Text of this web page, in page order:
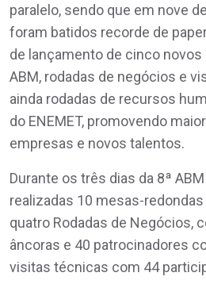
paralelo, sendo que em nove
foram batidos recorde de
de lançamento de cinco novos
ABM, rodadas de negócios e
ainda rodadas de recursos
do ENEMET, promovendo
empresas e novos talentos.
Durante os três dias da 8ª
realizadas 10 mesas-
quatro Rodadas de Negócios,
âncoras e 40 patrocinadores
visitas técnicas com 44